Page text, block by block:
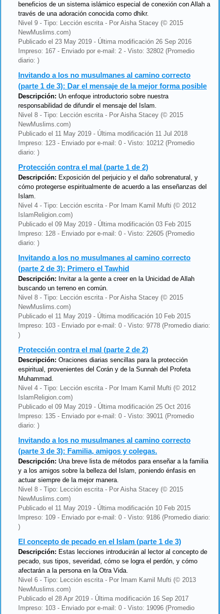
beneficios de un sistema islámico especial de conexión con Allah a
través de una adoración conocida como dhikr.
Nivel 9 - Tipo: Lección escrita - Por Aisha Stacey (© 2015
NewMuslims.com)
Publicado el 23 May 2019 - Última modificación 26 Sep 2016
Impreso: 167 - Enviado por e-mail: 2 - Visto: 32802 (Promedio
diario: )
Invitando a los no musulmanes al camino correcto
(parte 1 de 3): Dar el mensaje de la mejor forma posible
Descripción: Un enfoque introductorio sobre nuestra
responsabilidad de difundir el mensaje del Islam.
Nivel 8 - Tipo: Lección escrita - Por Aisha Stacey (© 2015
NewMuslims.com)
Publicado el 11 May 2019 - Última modificación 11 Jul 2018
Impreso: 123 - Enviado por e-mail: 0 - Visto: 10212 (Promedio
diario: )
Protección contra el mal (parte 1 de 2)
Descripción: Exposición del perjuicio y el daño sobrenatural, y
cómo protegerse espiritualmente de acuerdo a las enseñanzas del
Islam.
Nivel 4 - Tipo: Lección escrita - Por Imam Kamil Mufti (© 2012
IslamReligion.com)
Publicado el 09 May 2019 - Última modificación 03 Feb 2015
Impreso: 128 - Enviado por e-mail: 0 - Visto: 22605 (Promedio
diario: )
Invitando a los no musulmanes al camino correcto
(parte 2 de 3): Primero el Tawhid
Descripción: Invitar a la gente a creer en la Unicidad de Allah
buscando un terreno en común.
Nivel 8 - Tipo: Lección escrita - Por Aisha Stacey (© 2015
NewMuslims.com)
Publicado el 11 May 2019 - Última modificación 10 Feb 2015
Impreso: 103 - Enviado por e-mail: 0 - Visto: 9778 (Promedio diario:
)
Protección contra el mal (parte 2 de 2)
Descripción: Oraciones diarias sencillas para la protección
espiritual, provenientes del Corán y de la Sunnah del Profeta
Muhammad.
Nivel 4 - Tipo: Lección escrita - Por Imam Kamil Mufti (© 2012
IslamReligion.com)
Publicado el 09 May 2019 - Última modificación 25 Oct 2016
Impreso: 135 - Enviado por e-mail: 0 - Visto: 39011 (Promedio
diario: )
Invitando a los no musulmanes al camino correcto
(parte 3 de 3): Familia, amigos y colegas.
Descripción: Una breve lista de métodos para enseñar a la familia
y a los amigos sobre la belleza del Islam, poniendo énfasis en
actuar siempre de la mejor manera.
Nivel 8 - Tipo: Lección escrita - Por Aisha Stacey (© 2015
NewMuslims.com)
Publicado el 11 May 2019 - Última modificación 10 Feb 2015
Impreso: 109 - Enviado por e-mail: 0 - Visto: 9186 (Promedio diario:
)
El concepto de pecado en el Islam (parte 1 de 3)
Descripción: Estas lecciones introducirán al lector al concepto de
pecado, sus tipos, severidad, cómo se logra el perdón, y cómo
afectarán a la persona en la Otra Vida.
Nivel 6 - Tipo: Lección escrita - Por Imam Kamil Mufti (© 2013
NewMuslims.com)
Publicado el 28 Apr 2019 - Última modificación 16 Sep 2017
Impreso: 103 - Enviado por e-mail: 0 - Visto: 19096 (Promedio